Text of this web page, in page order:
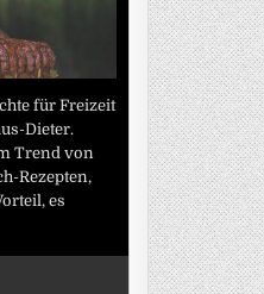
für Freizeit
Dieter.
Trend von
Rezepten,
es